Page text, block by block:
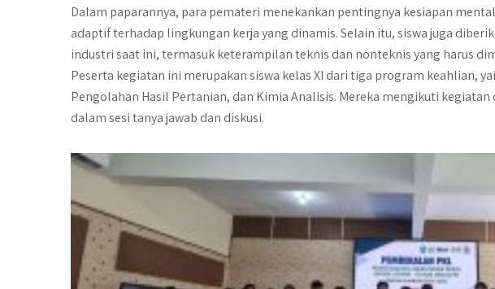
Dalam paparannya, para pemateri menekankan pentingnya kesiapan
adaptif terhadap lingkungan kerja yang dinamis. Selain itu, siswa juga
industri saat ini, termasuk keterampilan teknis dan nonteknis yang harus
Peserta kegiatan ini merupakan siswa kelas XI dari tiga program keahlian,
Pengolahan Hasil Pertanian, dan Kimia Analisis. Mereka mengikuti
dalam sesi tanya jawab dan diskusi.